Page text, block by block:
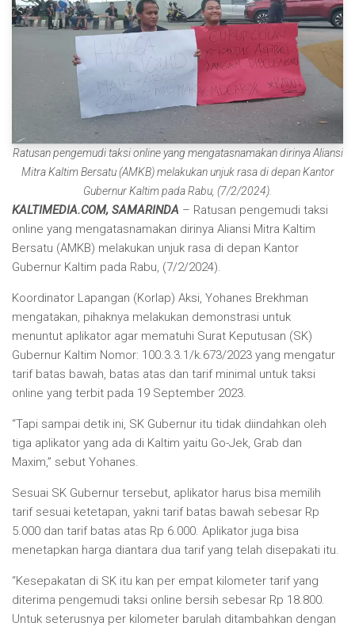
Ratusan pengemudi taksi online yang mengatasnamakan dirinya Aliansi
Mitra Kaltim Bersatu (AMKB) melakukan unjuk rasa di depan Kantor
Gubernur Kaltim pada Rabu, (7/2/2024).
KALTIMEDIA.COM, SAMARINDA – Ratusan pengemudi taksi
online yang mengatasnamakan dirinya Aliansi Mitra Kaltim
Bersatu (AMKB) melakukan unjuk rasa di depan Kantor
Gubernur Kaltim pada Rabu, (7/2/2024).
Koordinator Lapangan (Korlap) Aksi, Yohanes Brekhman
mengatakan, pihaknya melakukan demonstrasi untuk
menuntut aplikator agar mematuhi Surat Keputusan (SK)
Gubernur Kaltim Nomor: 100.3.3.1/k.673/2023 yang mengatur
tarif batas bawah, batas atas dan tarif minimal untuk taksi
online yang terbit pada 19 September 2023.
“Tapi sampai detik ini, SK Gubernur itu tidak diindahkan oleh
tiga aplikator yang ada di Kaltim yaitu Go-Jek, Grab dan
Maxim,” sebut Yohanes.
Sesuai SK Gubernur tersebut, aplikator harus bisa memilih
tarif sesuai ketetapan, yakni tarif batas bawah sebesar Rp
5.000 dan tarif batas atas Rp 6.000. Aplikator juga bisa
menetapkan harga diantara dua tarif yang telah disepakati itu.
“Kesepakatan di SK itu kan per empat kilometer tarif yang
diterima pengemudi taksi online bersih sebesar Rp 18.800.
Untuk seterusnya per kilometer barulah ditambahkan dengan